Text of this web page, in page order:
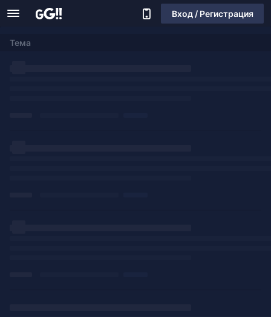
Вход / Регистрация
Тема